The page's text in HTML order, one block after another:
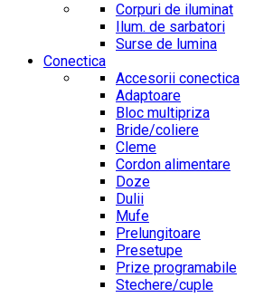
Corpuri de iluminat
Ilum. de sarbatori
Surse de lumina
Conectica
Accesorii conectica
Adaptoare
Bloc multipriza
Bride/coliere
Cleme
Cordon alimentare
Doze
Dulii
Mufe
Prelungitoare
Presetupe
Prize programabile
Stechere/cuple